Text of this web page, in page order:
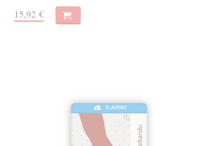
15,92 €
E-AUDIO